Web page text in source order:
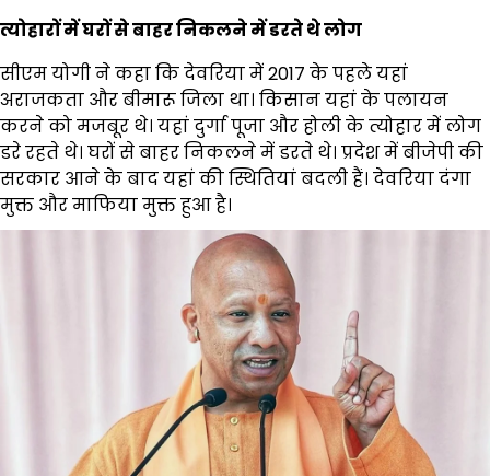
त्योहारों में घरों से बाहर निकलने में डरते थे लोग
सीएम योगी ने कहा कि देवरिया में 2017 के पहले यहां
अराजकता और बीमारू जिला था। किसान यहां के पलायन
करने को मजबूर थे। यहां दुर्गा पूजा और होली के त्योहार में लोग
डरे रहते थे। घरों से बाहर निकलने में डरते थे। प्रदेश में बीजेपी की
सरकार आने के बाद यहां की स्थितियां बदली हैं। देवरिया दंगा
मुक्त और माफिया मुक्त हुआ है।